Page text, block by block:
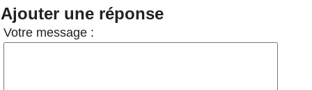
Ajouter une réponse
Votre message :